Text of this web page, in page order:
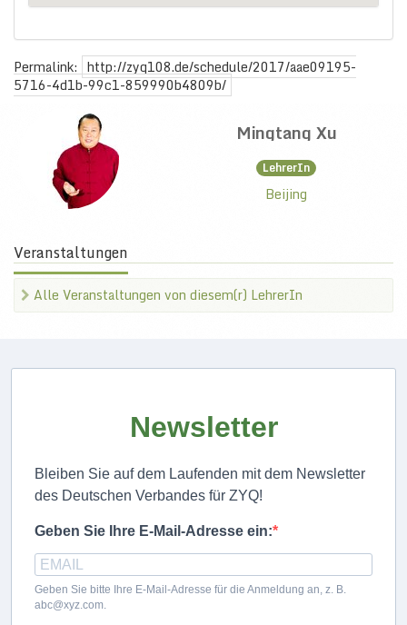
Permalink: http://zyq108.de/schedule/2017/aae09195-
5716-4d1b-99c1-859990b4809b/
Mingtang Xu
LehrerIn
Beijing
Veranstaltungen
Alle Veranstaltungen von diesem(r) LehrerIn
Newsletter
Bleiben Sie auf dem Laufenden mit dem Newsletter
des Deutschen Verbandes für ZYQ!
Geben Sie Ihre E-Mail-Adresse ein:
Geben Sie bitte Ihre E-Mail-Adresse für die Anmeldung an, z. B.
abc@xyz.com.